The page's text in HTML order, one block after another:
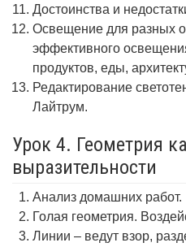
Достоинства и
Освещение для разных
эффективного
продуктов, еды,
Редактирование
Лайтрум.
Урок 4. Геометрия
выразительности
Анализ домашних работ.
Голая геометрия.
Линии – ведут взор,